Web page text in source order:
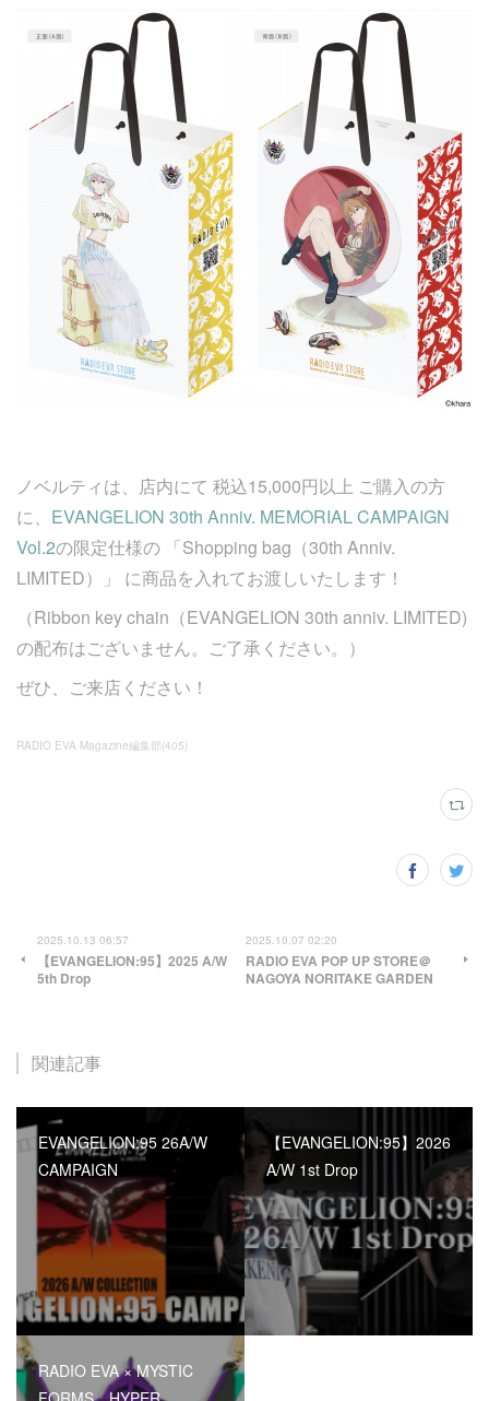
ノベルティは、店内にて 税込15,000円以上 ご購入の方
に、 EVANGELION 30th Anniv. MEMORIAL CAMPAIGN
Vol.2の限定仕様の 「Shopping bag（30th Anniv.
LIMITED）」 に商品を入れてお渡しいたします！
（Ribbon key chain（EVANGELION 30th anniv. LIMITED)
の配布はございません。ご了承ください。）
ぜひ、ご来店ください！
RADIO EVA Magazine編集部(405)
2025.10.13 06:57
【EVANGELION:95】2025 A/W
5th Drop
2025.10.07 02:20
RADIO EVA POP UP STORE＠
NAGOYA NORITAKE GARDEN
関連記事
EVANGELION:95 26A/W
CAMPAIGN
【EVANGELION:95】2026
A/W 1st Drop
RADIO EVA × MYSTIC